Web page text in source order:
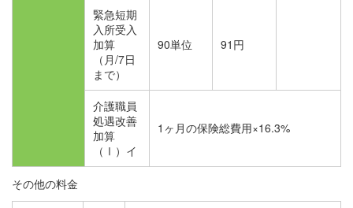
緊急短期
入所受入
加算
（月/7日
まで）
90単位 91円
介護職員
処遇改善
加算
（Ⅰ）イ
1ヶ月の保険総費用×16.3%
その他の料金